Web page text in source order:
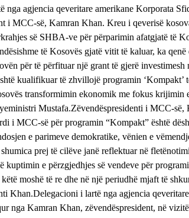
nga agjencia qeveritare amerikane Korporata
i MCC-së, Kamran Khan. Kreu i qeverisë
së SHBA-ve për përparimin afatgjatë të
të Kosovës gjatë vitit të kaluar, ka
për të përfituar një grant të gjerë investimesh
kualifikuar të zhvillojë programin ‘Kompakt’
transformimin ekonomik me fokus krijimin
Mustafa.Zëvendëspresidenti i MCC-së,
i MCC-së për programin “Kompakt” është
e parimeve demokratike, vënien e
prej të cilëve janë reflektuar në
kuptimin e përzgjedhjes së vendeve për
moshë të re dhe në një periudhë mjaft të
Khan.Delegacioni i lartë nga agjencia
nga Kamran Khan, zëvendëspresident, në